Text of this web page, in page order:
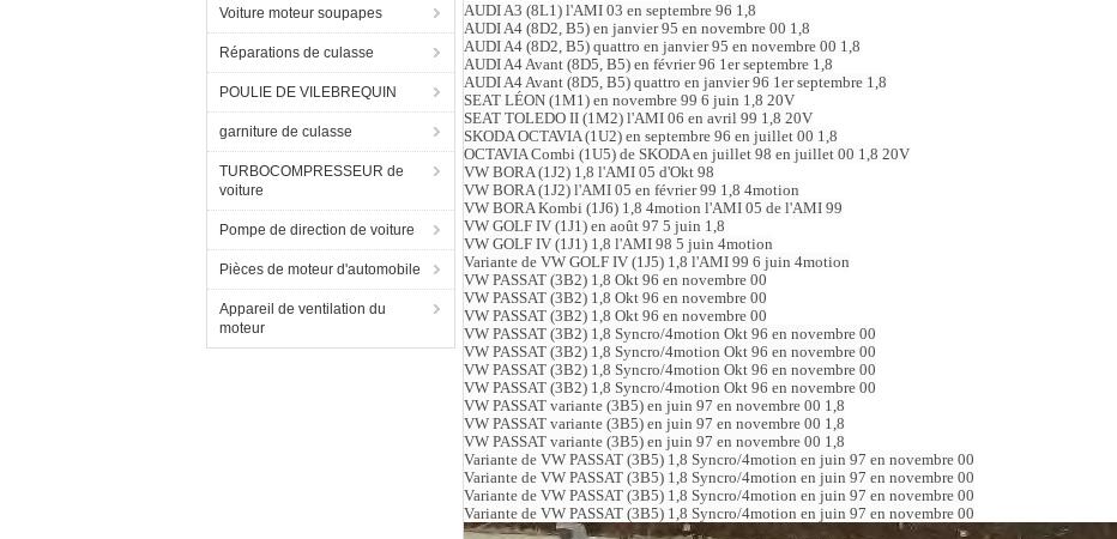
Voiture moteur soupapes
Réparations de culasse
POULIE DE VILEBREQUIN
garniture de culasse
TURBOCOMPRESSEUR de
voiture
Pompe de direction de voiture
Pièces de moteur d'automobile
Appareil de ventilation du
moteur
AUDI A3 (8L1) l'AMI 03 en septembre 96 1,8
AUDI A4 (8D2, B5) en janvier 95 en novembre 00 1,8
AUDI A4 (8D2, B5) quattro en janvier 95 en novembre 00 1,8
AUDI A4 Avant (8D5, B5) en février 96 1er septembre 1,8
AUDI A4 Avant (8D5, B5) quattro en janvier 96 1er septembre 1,8
SEAT LÉON (1M1) en novembre 99 6 juin 1,8 20V
SEAT TOLEDO II (1M2) l'AMI 06 en avril 99 1,8 20V
SKODA OCTAVIA (1U2) en septembre 96 en juillet 00 1,8
OCTAVIA Combi (1U5) de SKODA en juillet 98 en juillet 00 1,8 20V
VW BORA (1J2) 1,8 l'AMI 05 d'Okt 98
VW BORA (1J2) l'AMI 05 en février 99 1,8 4motion
VW BORA Kombi (1J6) 1,8 4motion l'AMI 05 de l'AMI 99
VW GOLF IV (1J1) en août 97 5 juin 1,8
VW GOLF IV (1J1) 1,8 l'AMI 98 5 juin 4motion
Variante de VW GOLF IV (1J5) 1,8 l'AMI 99 6 juin 4motion
VW PASSAT (3B2) 1,8 Okt 96 en novembre 00
VW PASSAT (3B2) 1,8 Okt 96 en novembre 00
VW PASSAT (3B2) 1,8 Okt 96 en novembre 00
VW PASSAT (3B2) 1,8 Syncro/4motion Okt 96 en novembre 00
VW PASSAT (3B2) 1,8 Syncro/4motion Okt 96 en novembre 00
VW PASSAT (3B2) 1,8 Syncro/4motion Okt 96 en novembre 00
VW PASSAT (3B2) 1,8 Syncro/4motion Okt 96 en novembre 00
VW PASSAT variante (3B5) en juin 97 en novembre 00 1,8
VW PASSAT variante (3B5) en juin 97 en novembre 00 1,8
VW PASSAT variante (3B5) en juin 97 en novembre 00 1,8
Variante de VW PASSAT (3B5) 1,8 Syncro/4motion en juin 97 en novembre 00
Variante de VW PASSAT (3B5) 1,8 Syncro/4motion en juin 97 en novembre 00
Variante de VW PASSAT (3B5) 1,8 Syncro/4motion en juin 97 en novembre 00
Variante de VW PASSAT (3B5) 1,8 Syncro/4motion en juin 97 en novembre 00